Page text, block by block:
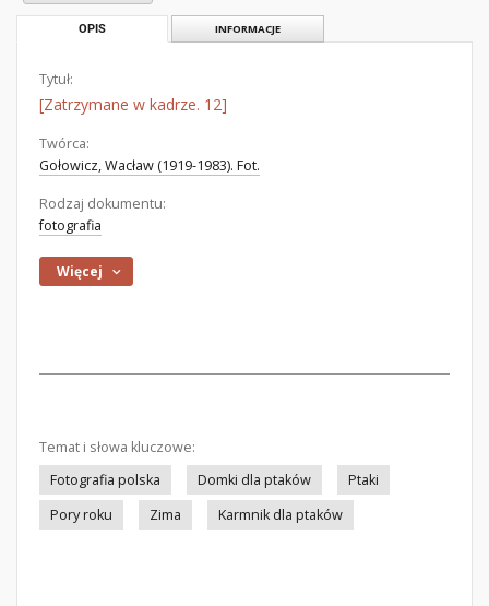
OPIS INFORMACJE
Tytuł:
[Zatrzymane w kadrze. 12]
Twórca:
Gołowicz, Wacław (1919-1983). Fot.
Rodzaj dokumentu:
fotografia
Więcej
Temat i słowa kluczowe:
Fotografia polska
Domki dla ptaków
Ptaki
Pory roku
Zima Karmnik dla ptaków